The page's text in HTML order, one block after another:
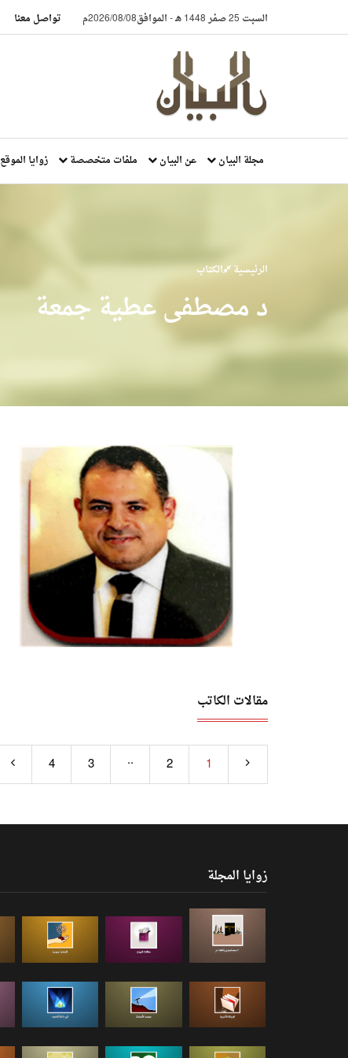
السبت 25 صفر 1448 هـ -الموافق2026/08/08م تواصل معنا
مجلة البيان عن البيان ملفات متخصصة زوايا الموقع
الرئيسية الكتاب
د مصطفى عطية جمعة
مقالات الكاتب
1
2
..
3
4
زوايا المجلة